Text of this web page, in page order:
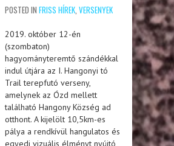
POSTED IN FRISS HÍREK, VERSENYEK
2019. október 12-én
(szombaton)
hagyományteremtő szándékkal
indul útjára az I. Hangonyi tó
Trail terepfutó verseny,
amelynek az Ózd mellett
található Hangony Község ad
otthont. A kijelölt 10,5km-es
pálya a rendkívül hangulatos és
egyedi vizuális élményt nyújtó